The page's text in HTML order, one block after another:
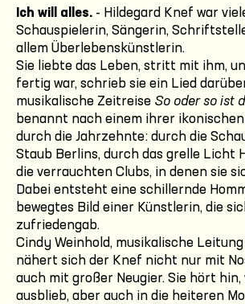
Ich will alles. - Hildegard Knef war
Schauspielerin, Sängerin,
allem Überlebenskünstlerin.
Sie liebte das Leben, stritt mit ihm,
fertig war, schrieb sie ein Lied
musikalische Zeitreise So oder so ist
benannt nach einem ihrer
durch die Jahrzehnte: durch die
Staub Berlins, durch das grelle Licht
die verrauchten Clubs, in denen sie
Dabei entsteht eine schillernde
bewegtes Bild einer Künstlerin, die
zufriedengab.
Cindy Weinhold, musikalische Leitung
nähert sich der Knef nicht nur mit
auch mit großer Neugier. Sie hört hin,
ausblieb, aber auch in die heiteren